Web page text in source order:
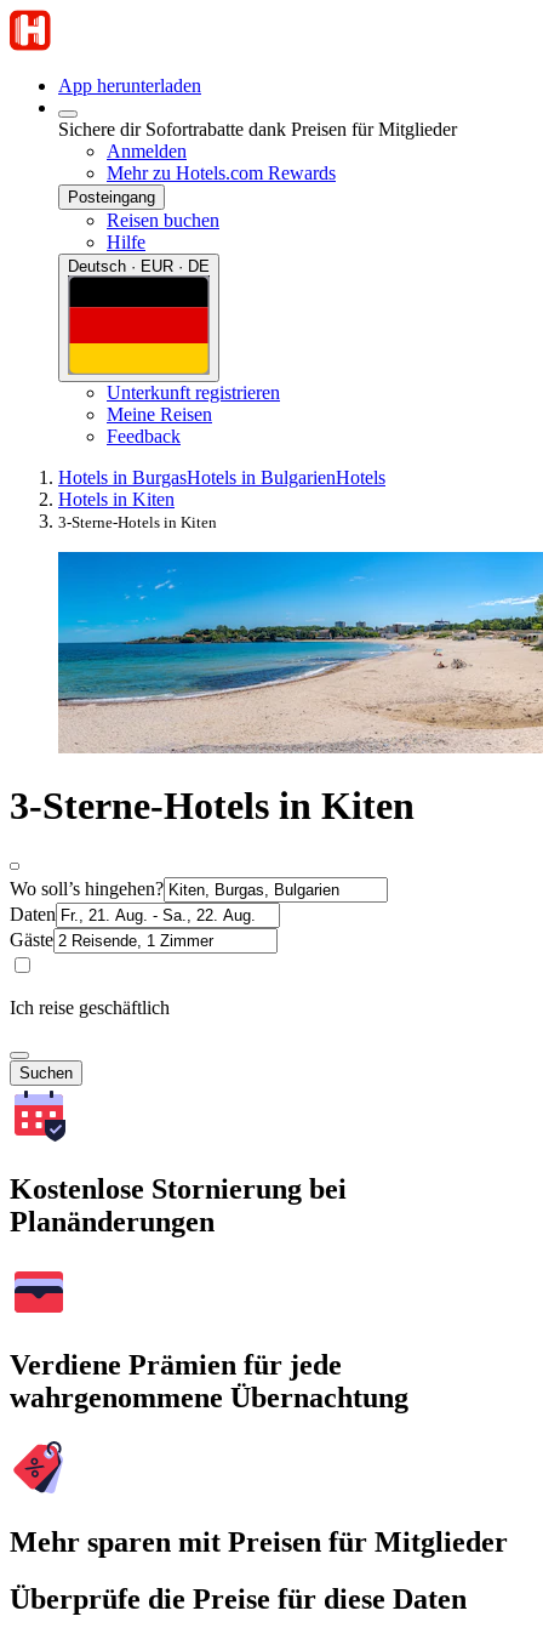
App herunterladen
Sichere dir Sofortrabatte dank Preisen für Mitglieder
Anmelden
Mehr zu Hotels.com Rewards
Posteingang
Reisen buchen
Hilfe
Deutsch · EUR · DE
Unterkunft registrieren
Meine Reisen
Feedback
Hotels in BurgasHotels in BulgarienHotels
Hotels in Kiten
3-Sterne-Hotels in Kiten
3-Sterne-Hotels in Kiten
Wo soll’s hingehen?
Daten
Gäste
Ich reise geschäftlich
Suchen
Kostenlose Stornierung bei
Planänderungen
Verdiene Prämien für jede
wahrgenommene Übernachtung
Mehr sparen mit Preisen für Mitglieder
Überprüfe die Preise für diese Daten